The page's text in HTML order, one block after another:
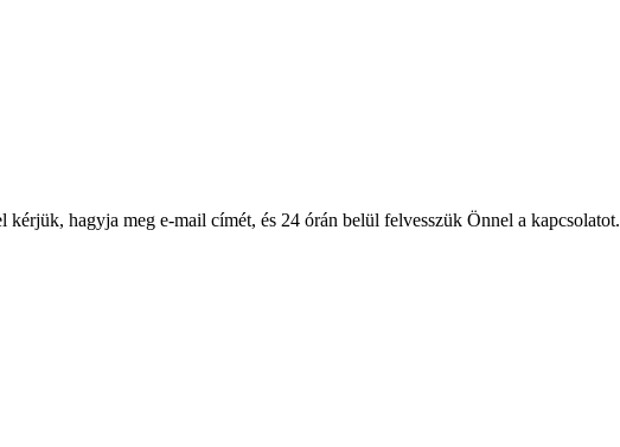
hagyja meg e-mail címét, és 24 órán belül felvesszük Önnel a kapcsolatot.